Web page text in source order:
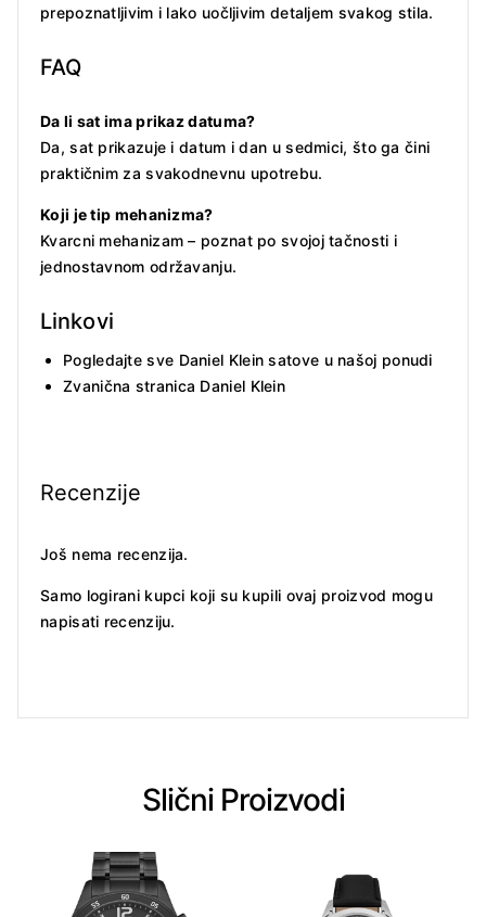
prepoznatljivim i lako uočljivim detaljem svakog stila.
FAQ
Da li sat ima prikaz datuma?
Da, sat prikazuje i datum i dan u sedmici, što ga čini
praktičnim za svakodnevnu upotrebu.
Koji je tip mehanizma?
Kvarcni mehanizam – poznat po svojoj tačnosti i
jednostavnom održavanju.
Linkovi
Pogledajte sve Daniel Klein satove u našoj ponudi
Zvanična stranica Daniel Klein
Recenzije
Još nema recenzija.
Samo logirani kupci koji su kupili ovaj proizvod mogu
napisati recenziju.
Slični Proizvodi